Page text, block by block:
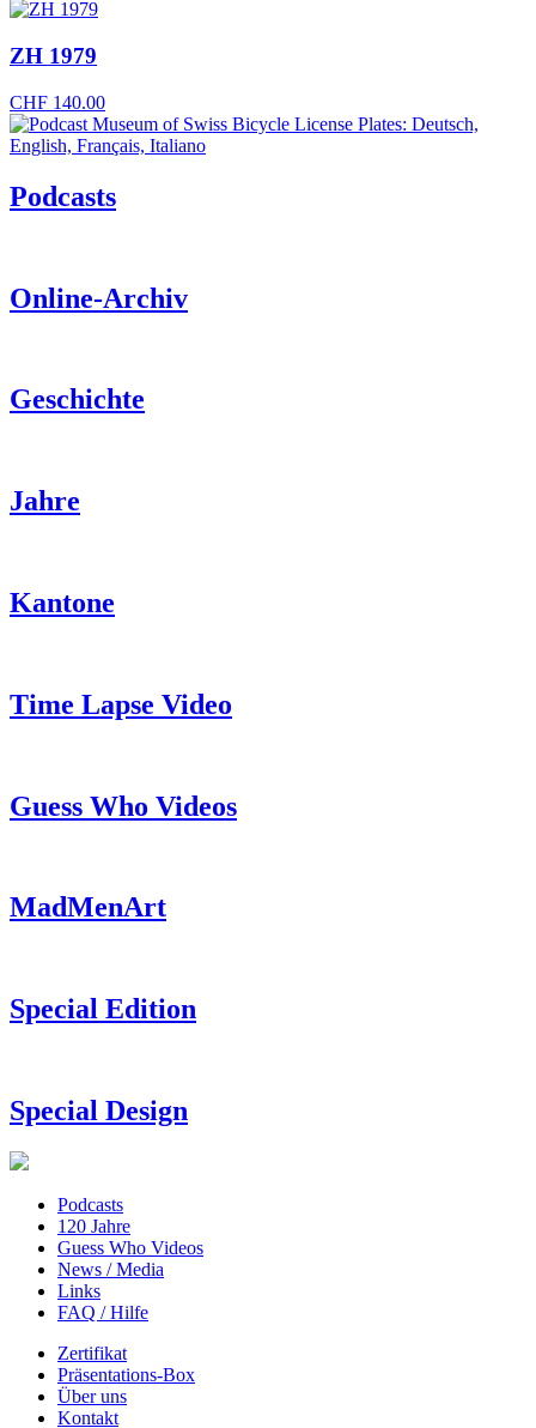
ZH 1979
CHF 140.00
Podcasts
Online-Archiv
Geschichte
Jahre
Kantone
Time Lapse Video
Guess Who Videos
MadMenArt
Special Edition
Special Design
Podcasts
120 Jahre
Guess Who Videos
News / Media
Links
FAQ / Hilfe
Zertifikat
Präsentations-Box
Über uns
Kontakt